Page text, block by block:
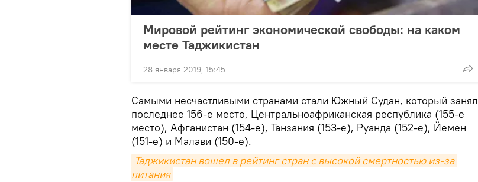
Мировой рейтинг экономической свободы: на каком
месте Таджикистан
28 января 2019, 15:45
Самыми несчастливыми странами стали Южный Судан, который занял
последнее 156-е место, Центральноафриканская республика (155-е
место), Афганистан (154-е), Танзания (153-е), Руанда (152-е), Йемен
(151-е) и Малави (150-е).
Таджикистан вошел в рейтинг стран с высокой смертностью из-за
питания